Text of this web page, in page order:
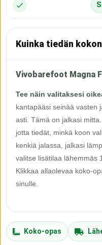
Kuinka tiedän
Vivobarefoot Magna
Tee näin valitaksesi
kantapääsi seinää vasten
asti. Tämä on jalkasi
jotta tiedät, minkä koon
kenkiä jalassa, jalkasi
valitse lisätilaa lähemmäs
Klikkaa allaolevaa koko-
sinulle.
Koko-opas